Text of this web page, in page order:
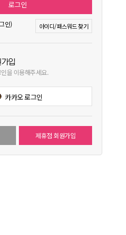
인) 아이디/패스워드 찾기
입
을 이용해주세요.
카카오 로그인
제휴점 회원가입